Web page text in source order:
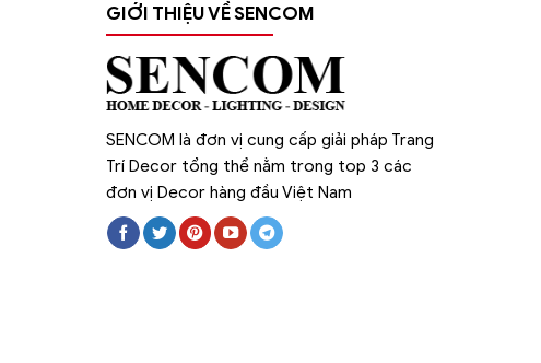
GIỚI THIỆU VỀ SENCOM
SENCOM là đơn vị cung cấp giải pháp Trang
Trí Decor tổng thể nằm trong top 3 các
đơn vị Decor hàng đầu Việt Nam